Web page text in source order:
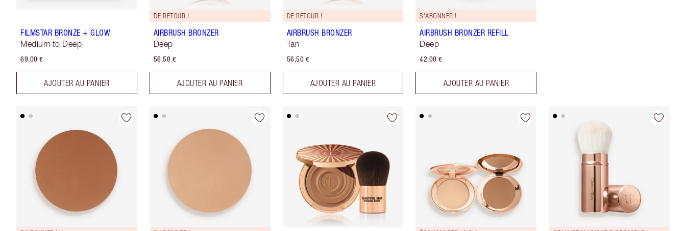
FILMSTAR BRONZE + GLOW
Medium to Deep
69,00 €
AJOUTER AU PANIER
DE RETOUR !
AIRBRUSH BRONZER
Deep
56,50 €
AJOUTER AU PANIER
DE RETOUR !
AIRBRUSH BRONZER
Tan
56,50 €
AJOUTER AU PANIER
S'ABONNER !
AIRBRUSH BRONZER REFILL
Deep
42,00 €
AJOUTER AU PANIER